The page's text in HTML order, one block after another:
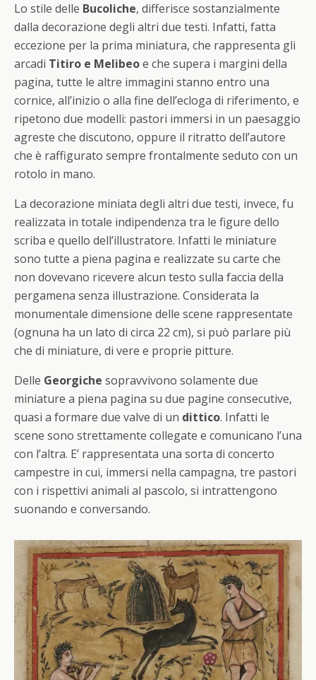
Lo stile delle Bucoliche, differisce sostanzialmente
dalla decorazione degli altri due testi. Infatti, fatta
eccezione per la prima miniatura, che rappresenta gli
arcadi Titiro e Melibeoe che supera i margini della
pagina, tutte le altre immagini stanno entro una
cornice, all’inizio o alla fine dell’ecloga di riferimento, e
ripetono due modelli: pastori immersi in un paesaggio
agreste che discutono, oppure il ritratto dell’autore
che è raffigurato sempre frontalmente seduto con un
rotolo in mano.
La decorazione miniata degli altri due testi, invece, fu
realizzata in totale indipendenza tra le figure dello
scriba e quello dell’illustratore. Infatti le miniature
sono tutte a piena pagina e realizzate su carte che
non dovevano ricevere alcun testo sulla faccia della
pergamena senza illustrazione. Considerata la
monumentale dimensione delle scene rappresentate
(ognuna ha un lato di circa 22 cm), si può parlare più
che di miniature, di vere e proprie pitture.
Delle Georgiche sopravvivono solamente due
miniature a piena pagina su due pagine consecutive,
quasi a formare due valve di un dittico. Infatti le
scene sono strettamente collegate e comunicano l’una
con l’altra. E’ rappresentata una sorta di concerto
campestre in cui, immersi nella campagna, tre pastori
con i rispettivi animali al pascolo, si intrattengono
suonando e conversando.